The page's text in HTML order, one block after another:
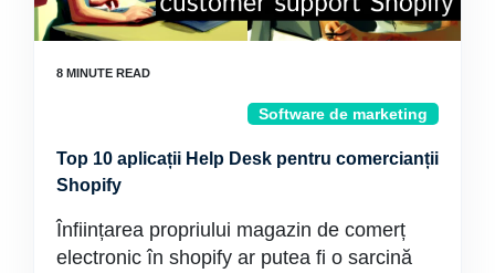
Software de marketing
Top 10 aplicații Help Desk pentru comercianții
Shopify
Înființarea propriului magazin de comerț
electronic în shopify ar putea fi o sarcină